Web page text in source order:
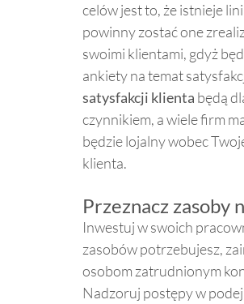
celów jest to, że istnieje
powinny zostać one
swoimi klientami, gdyż
ankiety na temat
satysfakcji klienta będą
czynnikiem, a wiele firm
będzie lojalny wobec
klienta.
Przeznacz zasoby
Inwestuj w swoich
zasobów potrzebujesz,
osobom zatrudnionym
Nadzoruj postępy w